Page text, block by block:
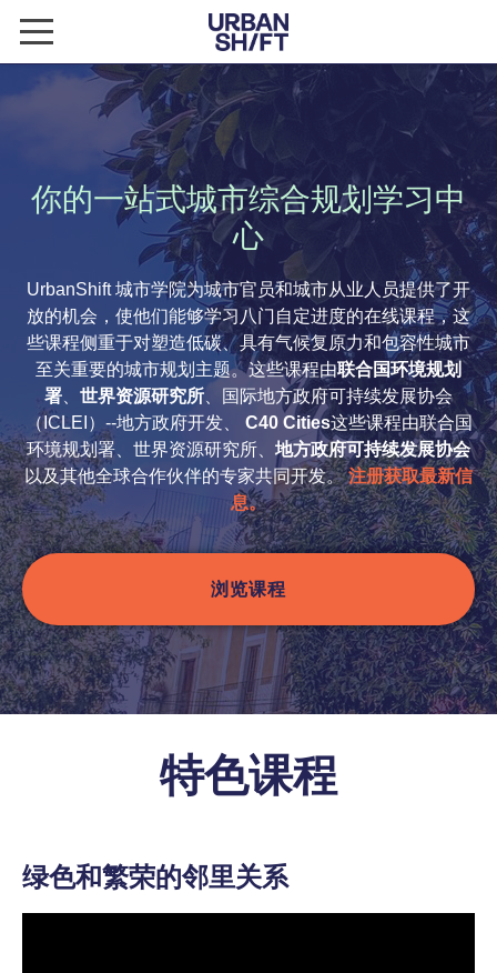
城市学院
关于URBANSHIFT
UrbanShift 一般信息
免责声明
课程
综合气候行动规划
气候融资
适应城市发展
循环经济
绿色和繁荣的邻里关系
基于自然的解决方案
你的一站式城市综合规划学习中
心
UrbanShift 城市学院为城市官员和城市从业人员提供了开
放的机会，使他们能够学习八门自定进度的在线课程，这
些课程侧重于对塑造低碳、具有气候复原力和包容性城市
至关重要的城市规划主题。这些课程由联合国环境规划
署
世界资源研究所 、国际地方政府可持续发展协会
（ICLEI）--地方政府开发、 C40 Cities这些课程由联合国
环境规划署、世界资源研究所、 地方政府可持续发展协会
以及其他全球合作伙伴的专家共同开发。注册获取最新信
息。
浏览课程
特色课程
绿色和繁荣的邻里关系